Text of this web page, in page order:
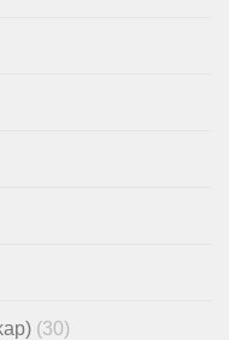
(30)